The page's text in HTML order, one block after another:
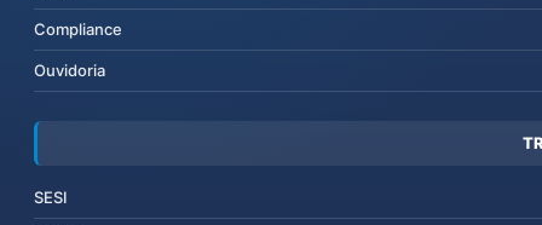
Compliance
Ouvidoria
SESI